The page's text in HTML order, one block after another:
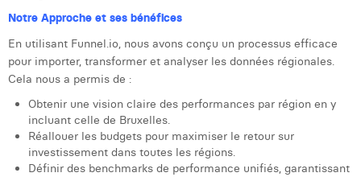
Linda Kraim
Lisa Protin
Lore Fierens
Lotte Vranckx
Louis Nassogne
Lucas Taels
Notre Approche et ses bénéfices
En utilisant Funnel.io, nous avons conçu un processus efficace
pour importer, transformer et analyser les données régionales.
Cela nous a permis de :
Obtenir une vision claire des performances par région en y
incluant celle de Bruxelles.
Réallouer les budgets pour maximiser le retour sur
investissement dans toutes les régions.
Définir des benchmarks de performance unifiés, garantissant